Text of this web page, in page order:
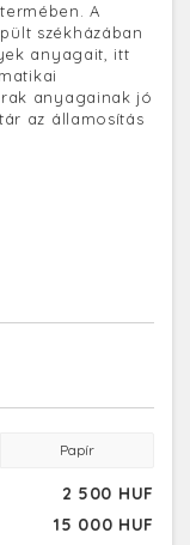
A
székházában
anyagait, itt
anyagainak jó
az államosítás
Papír
2 500 HUF
15 000 HUF